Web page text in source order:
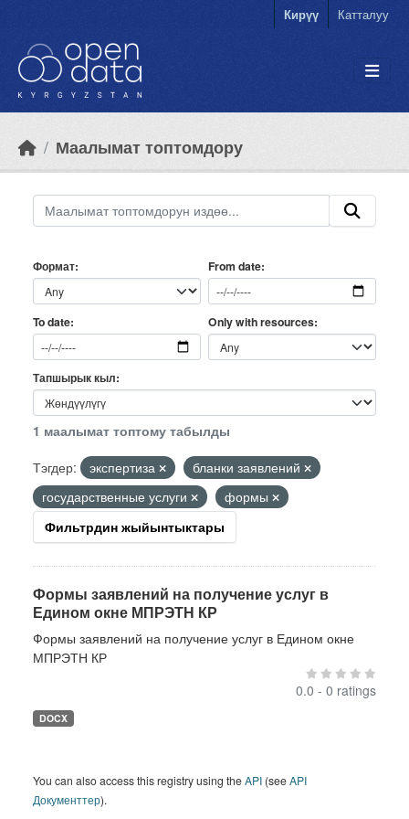
Кирүү Катталуу
Маалымат топтомдору
Формат From date
To date Only with resources
Тапшырык кыл
1 маалымат топтому табылды
Тэгдер:
экспертиза
бланки заявлений
государственные услуги
формы
Фильтрдин жыйынтыктары
Формы заявлений на получение услуг в
Едином окне МПРЭТН КР
Формы заявлений на получение услуг в Едином окне
МПРЭТН КР
0.0 - 0 ratings
DOCX
You can also access this registry using theAPI (seeAPI
Документтер).